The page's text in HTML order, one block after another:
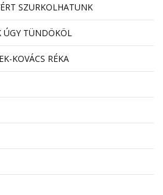
SZURKOLHATUNK
ÚGY TÜNDÖKÖL
KOVÁCS RÉKA